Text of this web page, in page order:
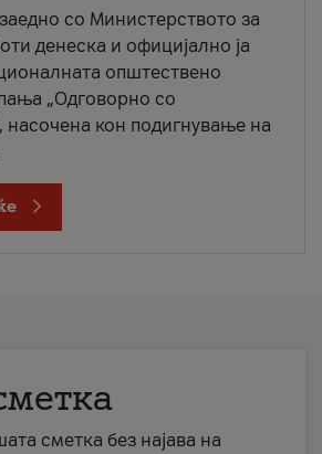
со Министерството за
денеска и официјално ја
општествено
„Одговорно со
насочена кон подигнување на
сметка без најава на